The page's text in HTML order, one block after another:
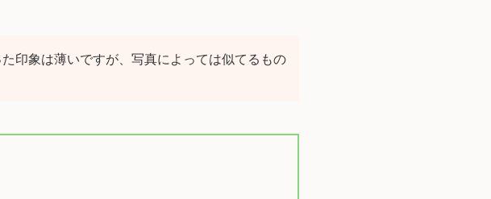
印象は薄いですが、写真によっては似てるもの